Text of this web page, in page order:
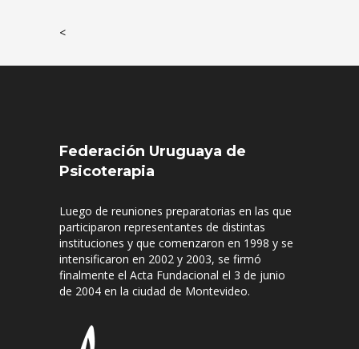
<
Federación Uruguaya de
Psicoterapia
Luego de reuniones preparatorias en las que
participaron representantes de distintas
instituciones y que comenzaron en 1998 y se
intensificaron en 2002 y 2003, se firmó
finalmente el Acta Fundacional el 3 de junio
de 2004 en la ciudad de Montevideo.